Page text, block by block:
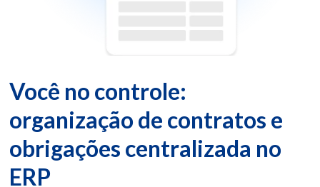
Você no controle:
organização de contratos e
obrigações centralizada no
ERP